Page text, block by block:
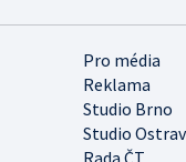
Pro média
Reklama
Studio Brno
Studio